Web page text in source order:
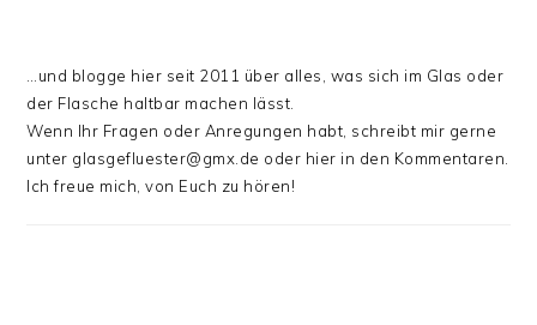
…und blogge hier seit 2011 über alles, was sich im Glas oder
der Flasche haltbar machen lässt.
Wenn Ihr Fragen oder Anregungen habt, schreibt mir gerne
unter glasgefluester@gmx.de oder hier in den Kommentaren.
Ich freue mich, von Euch zu hören!